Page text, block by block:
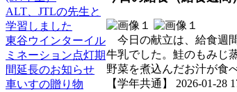
ALT、JTLの先生と
学習しました
東谷ウインターイル
ミネーション点灯期
間延長のお知らせ
車いすの贈り物
今日の献立は、給食週
牛乳でした。鮭のもみじ
野菜を煮込んだお汁が食
【学年共通】 2026-01-28